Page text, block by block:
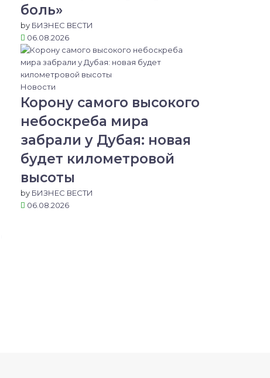
боль»
by БИЗНЕС ВЕСТИ
06.08.2026
Новости
Корону самого высокого
небоскреба мира
забрали у Дубая: новая
будет километровой
высоты
by БИЗНЕС ВЕСТИ
06.08.2026